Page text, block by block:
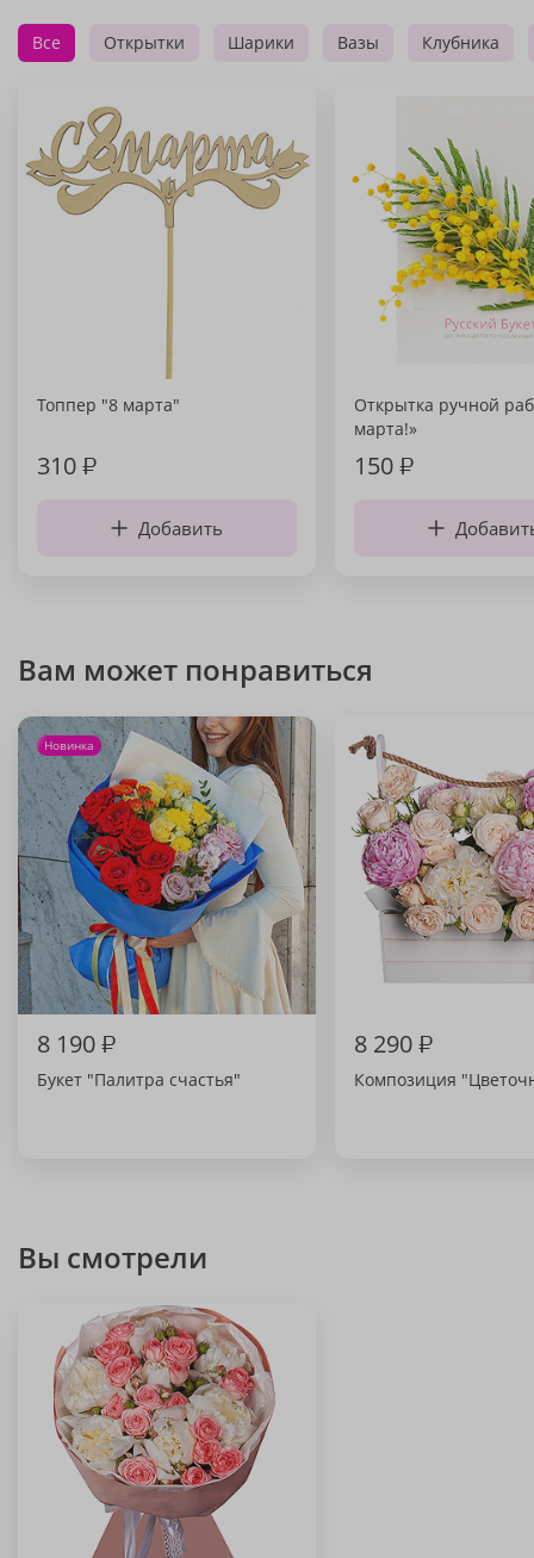
Все Открытки Шарики Вазы Клубника
Топпер "8 марта"
310₽
Добавить
Открытка ручной
марта!»
150₽
Вам может понравиться
Новинка
8 190₽
Букет "Палитра счастья"
8 290₽
Композиция
Вы смотрели